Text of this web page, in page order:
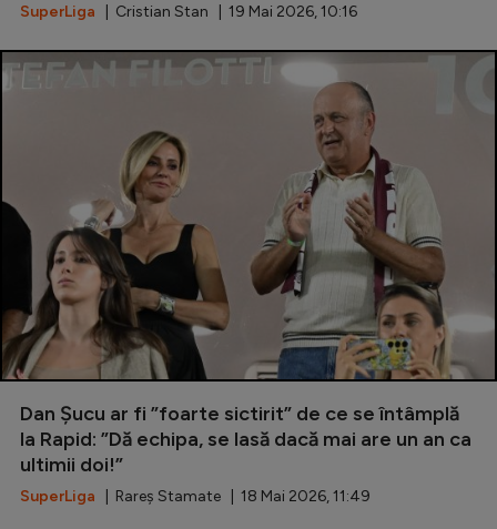
SuperLiga | Cristian Stan | 19 Mai 2026, 10:16
Dan Șucu ar fi ”foarte sictirit” de ce se întâmplă
la Rapid: ”Dă echipa, se lasă dacă mai are un an ca
ultimii doi!”
SuperLiga | Rareș Stamate | 18 Mai 2026, 11:49